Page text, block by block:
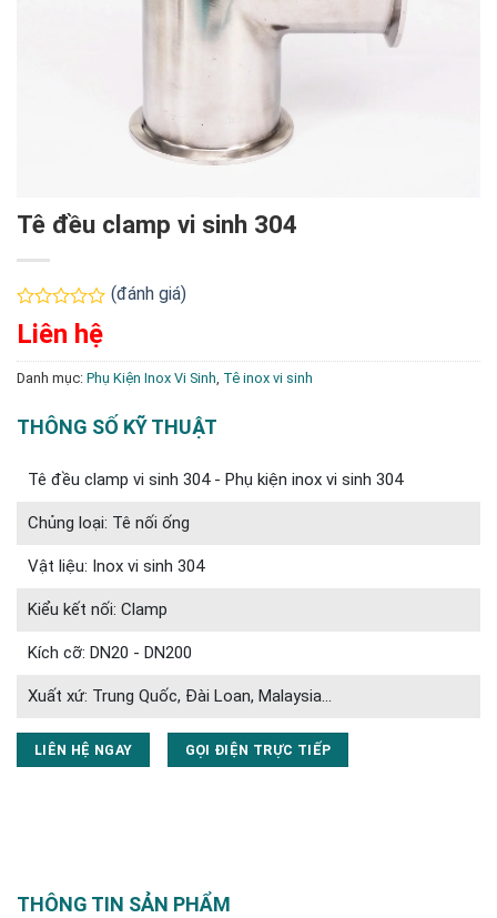
Tê đều clamp vi sinh 304
Được
xếp
hạng
0
(đánh giá)
Liên hệ
Danh mục: Phụ Kiện Inox Vi Sinh, Tê inox vi sinh
THÔNG SỐ KỸ THUẬT
Tê đều clamp vi sinh 304 - Phụ kiện inox vi sinh 304
Chủng loại: Tê nối ống
Vật liệu: Inox vi sinh 304
Kiểu kết nối: Clamp
Kích cỡ: DN20 - DN200
Xuất xứ: Trung Quốc, Đài Loan, Malaysia...
LIÊN HỆ NGAY GỌI ĐIỆN TRỰC TIẾP
THÔNG TIN SẢN PHẨM